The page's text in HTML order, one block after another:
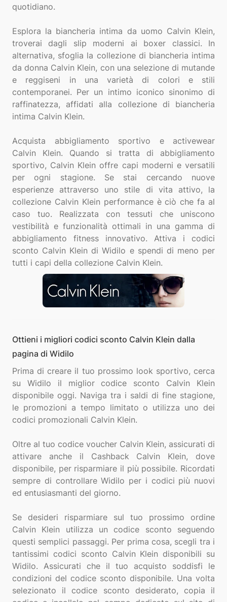
quotidiano.
Esplora la biancheria intima da uomo Calvin Klein,
troverai dagli slip moderni ai boxer classici. In
alternativa, sfoglia la collezione di biancheria intima
da donna Calvin Klein, con una selezione di mutande
e reggiseni in una varietà di colori e stili
contemporanei. Per un intimo iconico sinonimo di
raffinatezza, affidati alla collezione di biancheria
intima Calvin Klein.
Acquista abbigliamento sportivo e activewear
Calvin Klein. Quando si tratta di abbigliamento
sportivo, Calvin Klein offre capi moderni e versatili
per ogni stagione. Se stai cercando nuove
esperienze attraverso uno stile di vita attivo, la
collezione Calvin Klein performance è ciò che fa al
caso tuo. Realizzata con tessuti che uniscono
vestibilità e funzionalità ottimali in una gamma di
abbigliamento fitness innovativo. Attiva i codici
sconto Calvin Klein di Widilo e spendi di meno per
Ottieni i migliori codici sconto Calvin Klein dalla
pagina di Widilo
Prima di creare il tuo prossimo look sportivo, cerca
su Widilo il miglior codice sconto Calvin Klein
disponibile oggi. Naviga tra i saldi di fine stagione,
le promozioni a tempo limitato o utilizza uno dei
codici promozionali Calvin Klein.
Oltre al tuo codice voucher Calvin Klein, assicurati di
attivare anche il Cashback Calvin Klein, dove
disponibile, per risparmiare il più possibile. Ricordati
sempre di controllare Widilo per i codici più nuovi
ed entusiasmanti del giorno.
Se desideri risparmiare sul tuo prossimo ordine
Calvin Klein utilizza un codice sconto seguendo
questi semplici passaggi. Per prima cosa, scegli tra i
tantissimi codici sconto Calvin Klein disponibili su
Widilo. Assicurati che il tuo acquisto soddisfi le
condizioni del codice sconto disponibile. Una volta
selezionato il codice sconto desiderato, copia il